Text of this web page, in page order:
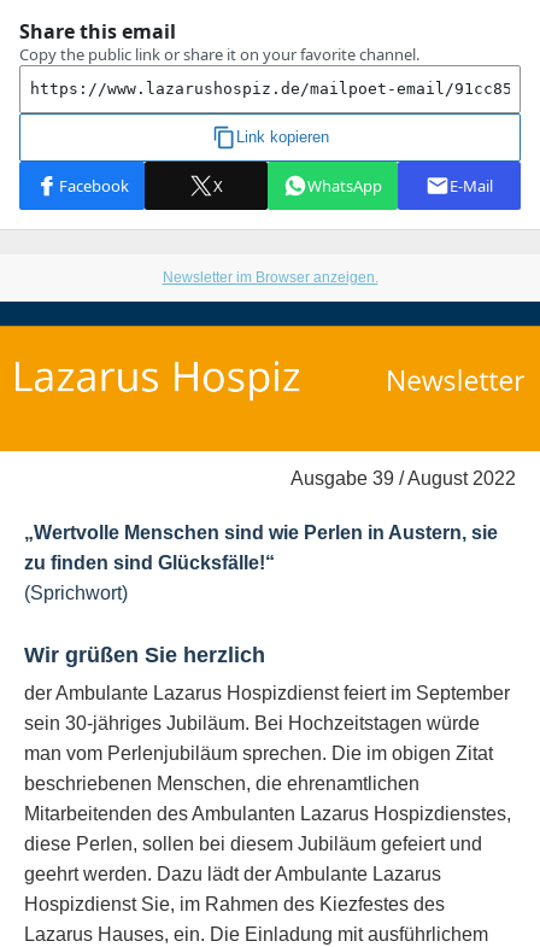
Newsletter im Browser anzeigen.
Ausgabe 39 / August 2022
„Wertvolle Menschen sind wie Perlen in Austern, sie
zu finden sind Glücksfälle!“
(Sprichwort)
Wir grüßen Sie herzlich
der Ambulante Lazarus Hospizdienst feiert im September
sein 30-jähriges Jubiläum. Bei Hochzeitstagen würde
man vom Perlenjubiläum sprechen. Die im obigen Zitat
beschriebenen Menschen, die ehrenamtlichen
Mitarbeitenden des Ambulanten Lazarus Hospizdienstes,
diese Perlen, sollen bei diesem Jubiläum gefeiert und
geehrt werden. Dazu lädt der Ambulante Lazarus
Hospizdienst Sie, im Rahmen des Kiezfestes des
Lazarus Hauses, ein. Die Einladung mit ausführlichem